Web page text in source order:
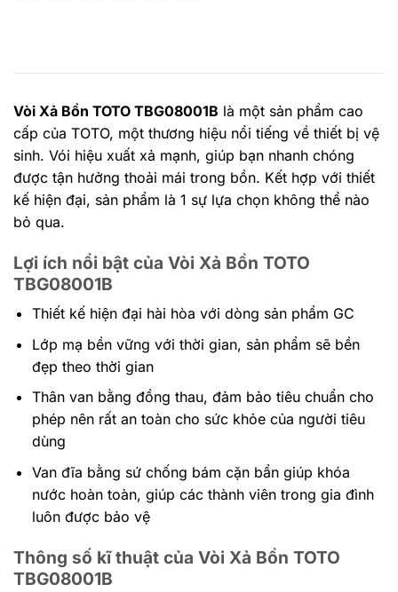
Vòi Xả Bồn TOTO TBG08001B là một sản phẩm cao
cấp của TOTO, một thương hiệu nổi tiếng về thiết bị vệ
sinh. Vói hiệu xuất xả mạnh, giúp bạn nhanh chóng
được tận hưởng thoải mái trong bồn. Kết hợp với thiết
kế hiện đại, sản phẩm là 1 sự lựa chọn không thể nào
bỏ qua.
Lợi ích nổi bật của Vòi Xả Bồn TOTO
TBG08001B
Thiết kế hiện đại hài hòa với dòng sản phẩm GC
Lớp mạ bền vững với thời gian, sản phẩm sẽ bền
đẹp theo thời gian
Thân van bằng đồng thau, đảm bảo tiêu chuẩn cho
phép nên rất an toàn cho sức khỏe của người tiêu
dùng
Van đĩa bằng sứ chống bám cặn bẩn giúp khóa
nước hoàn toàn, giúp các thành viên trong gia đình
luôn được bảo vệ
Thông số kĩ thuật của Vòi Xả Bồn TOTO
TBG08001B